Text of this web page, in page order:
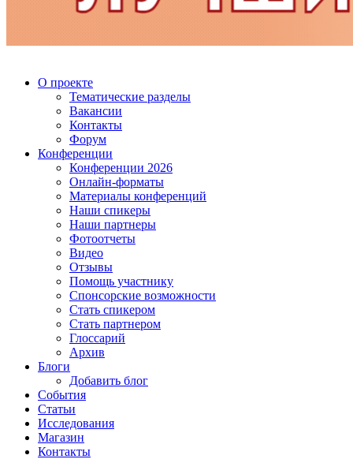
О проекте
Тематические разделы
Вакансии
Контакты
Форум
Конференции
Конференции 2026
Онлайн-форматы
Материалы конференций
Наши спикеры
Наши партнеры
Фотоотчеты
Видео
Отзывы
Помощь участнику
Спонсорские возможности
Стать спикером
Стать партнером
Глоссарий
Архив
Блоги
Добавить блог
События
Статьи
Исследования
Магазин
Контакты